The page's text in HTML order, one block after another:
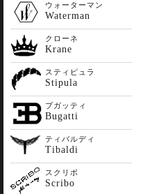
ウォーターマン
Waterman
クローネ
Krane
スティピュラ
Stipula
ブガッティ
Bugatti
ティバルディ
Tibaldi
スクリボ
Scribo